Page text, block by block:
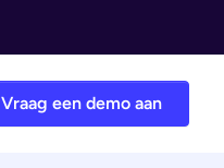
Vraag een demo aan